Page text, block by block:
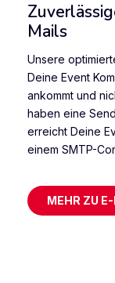
Mails
Unsere
Deine Event
ankommt und
haben eine
erreicht Deine
einem SMTP-
MEHR ZU